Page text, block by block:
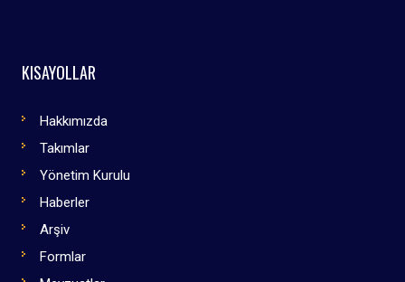
KISAYOLLAR
Hakkımızda
Takımlar
Yönetim Kurulu
Haberler
Arşiv
Formlar